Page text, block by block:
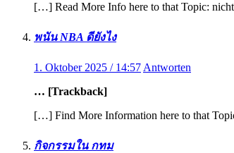
[…] Read More Info here to that Topic:
พนัน NBA ดียังไง
1. Oktober 2025 / 14:57 Antworten
… [Trackback]
[…] Find More Information here to that
กิจกรรมใน กทม